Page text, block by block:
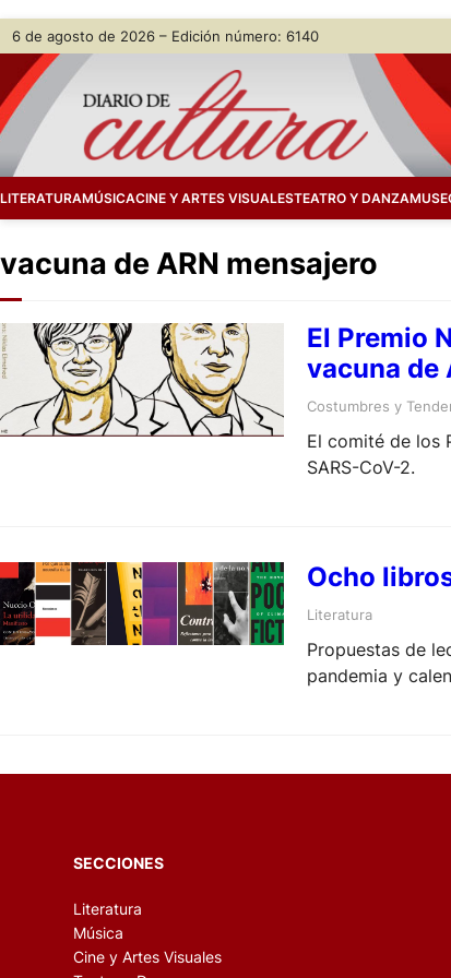
Skip
content
6 de agosto de 2026 – Edición número: 6140
LITERATURAMÚSICACINE Y ARTES VISUALESTEATRO Y DANZA
vacuna de ARN mensajero
El Premio
vacuna de
Costumbres y
El comité de los
SARS-CoV-2.
Ocho
Literatura
Propuestas de
pandemia y
SECCIONES
Literatura
Música
Cine y Artes Visuales